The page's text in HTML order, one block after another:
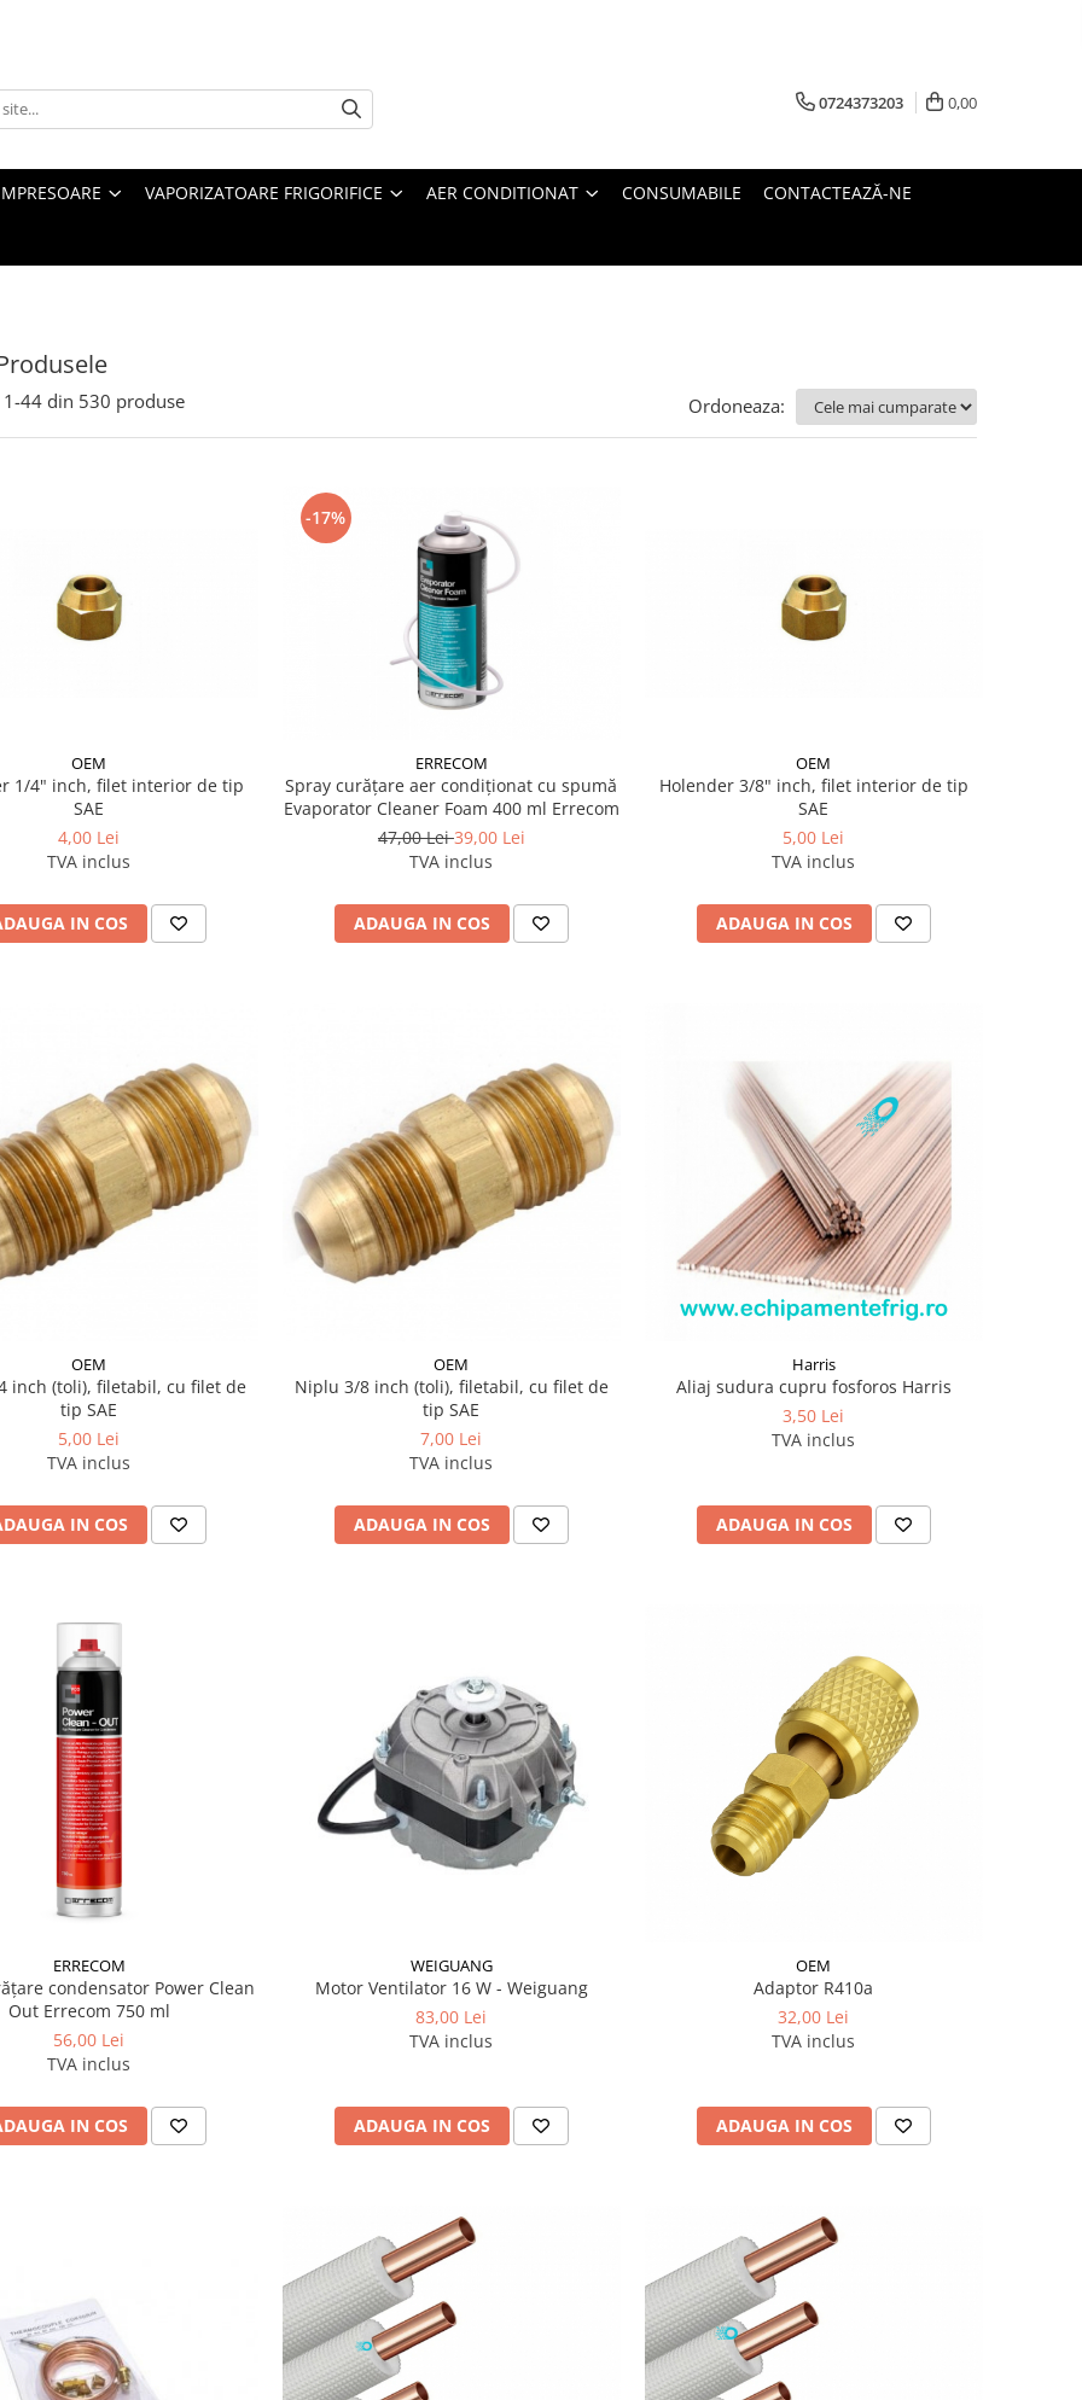
0724373203 0,00
VAPORIZATOARE FRIGORIFICE AER CONDITIONAT CONSUMABILE CONTACTEAZĂ-NE
1-44 din 530 produse Ordoneaza:
OEM
filet interior de tip
SAE
4,00 Lei
TVA inclus
IN COS
-17%
ERRECOM
Spray curățare aer condiționat cu spumă
Evaporator Cleaner Foam 400 ml Errecom
47,00 Lei39,00 Lei
TVA inclus
ADAUGA IN COS
OEM
Holender 3/8" inch, filet interior de tip
SAE
5,00 Lei
TVA inclus
ADAUGA IN COS
OEM
inch (toli), filetabil, cu filet de
tip SAE
5,00 Lei
TVA inclus
IN COS
OEM
Niplu 3/8 inch (toli), filetabil, cu filet de
tip SAE
7,00 Lei
TVA inclus
ADAUGA IN COS
Harris
Aliaj sudura cupru fosforos Harris
3,50 Lei
TVA inclus
ADAUGA IN COS
ERRECOM
condensator Power Clean
Out Errecom 750 ml
56,00 Lei
TVA inclus
IN COS
WEIGUANG
Motor Ventilator 16 W - Weiguang
83,00 Lei
TVA inclus
ADAUGA IN COS
OEM
Adaptor R410a
32,00 Lei
TVA inclus
ADAUGA IN COS